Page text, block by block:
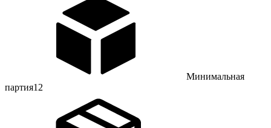
Минимальная
партия12